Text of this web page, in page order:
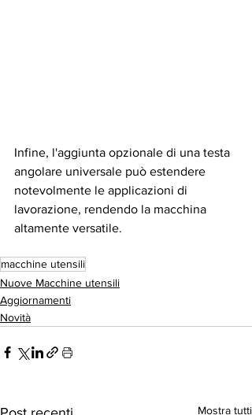
Infine, l'aggiunta opzionale di una testa
angolare universale può estendere
notevolmente le applicazioni di
lavorazione, rendendo la macchina
altamente versatile.
macchine utensili
Nuove Macchine utensili
Aggiornamenti
Novità
Mostra tutti